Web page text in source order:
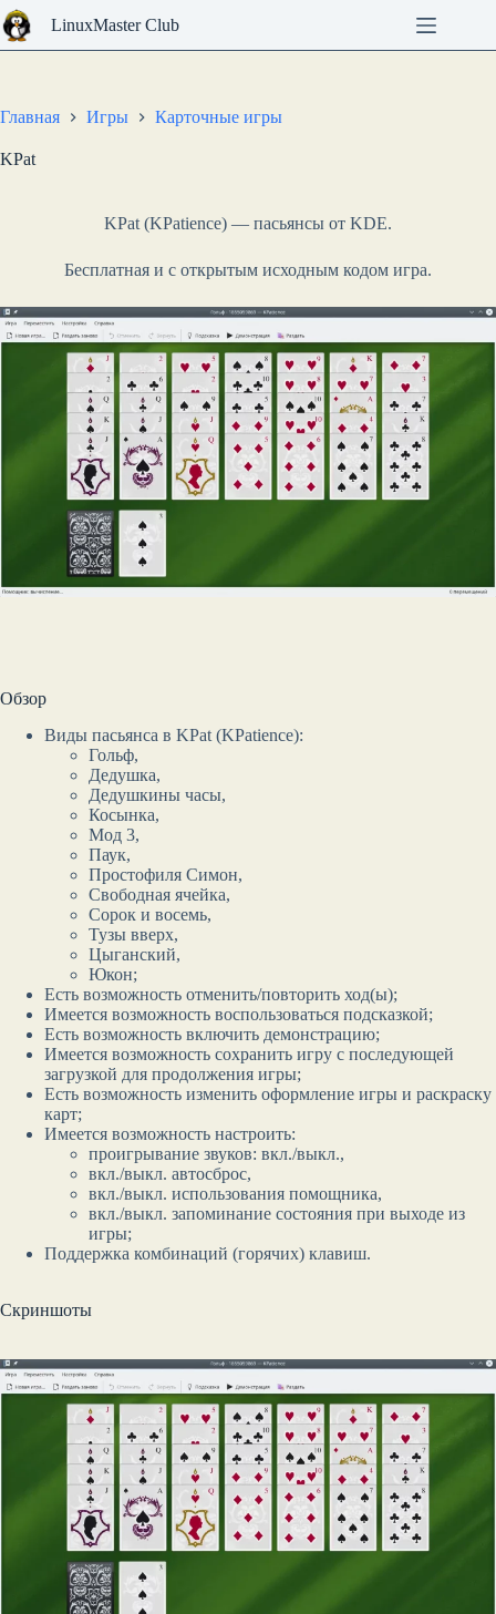
Перейти
к
сути
LinuxMaster Club
Главная Игры Карточные игры
KPat
KPat (KPatience) — пасьянсы от KDE.
Бесплатная и с открытым исходным кодом игра.
Обзор
Виды пасьянса в KPat (KPatience):
Гольф,
Дедушка,
Дедушкины часы,
Косынка,
Мод 3,
Паук,
Простофиля Симон,
Свободная ячейка,
Сорок и восемь,
Тузы вверх,
Цыганский,
Юкон;
Есть возможность отменить/повторить ход(ы);
Имеется возможность воспользоваться подсказкой;
Есть возможность включить демонстрацию;
Имеется возможность сохранить игру с последующей
загрузкой для продолжения игры;
Есть возможность изменить оформление игры и раскраску
карт;
Имеется возможность настроить:
проигрывание звуков: вкл./выкл.,
вкл./выкл. автосброс,
вкл./выкл. использования помощника,
вкл./выкл. запоминание состояния при выходе из
игры;
Поддержка комбинаций (горячих) клавиш.
Скриншоты